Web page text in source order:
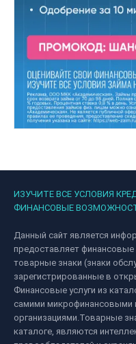
ИЗУЧИТЕ ВСЕ УСЛОВИЯ
ФИНАНСОВЫЕ
Данный сайт является
предоставляет финансовые
товарные знаки (знаки
зарегистрированные в
Финансовые услуги из
самими микрофинансовыми
организациями.Товарные
каталоге, являются